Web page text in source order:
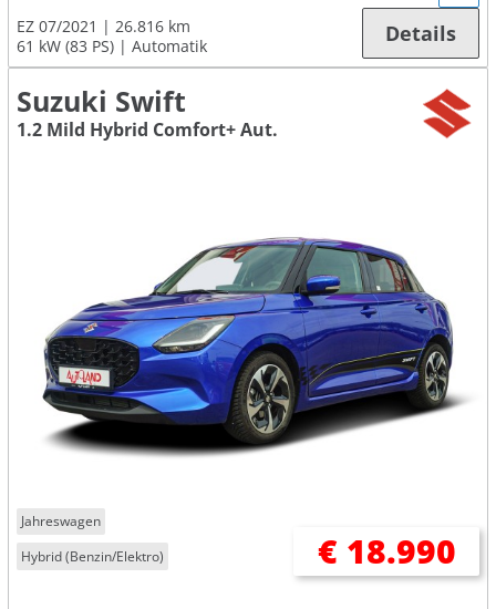
EZ 07/2021
26.816 km
61 kW (83 PS)
Automatik Details
Suzuki Swift
1.2 Mild Hybrid Comfort+ Aut.
Jahreswagen
Hybrid (Benzin/Elektro)
€ 18.990